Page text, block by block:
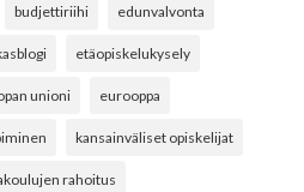
budjettiriihi edunvalvonta
etäopiskelukysely
unioni eurooppa
kansainväliset opiskelijat
rahoitus